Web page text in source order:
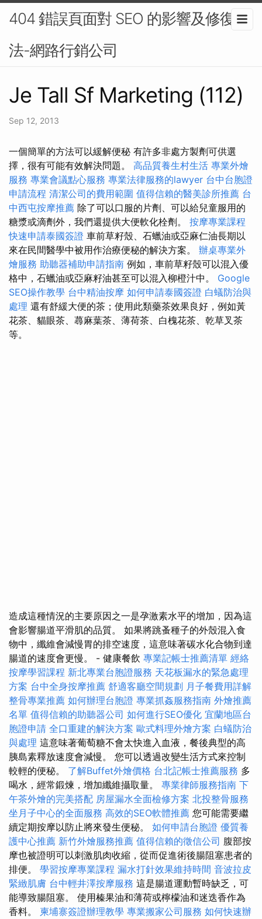
404 錯誤頁面對 SEO 的影響及修復方
法-網路行銷公司
Je Tall Sf Marketing (112)
Sep 12, 2013
一個簡單的方法可以緩解便秘 有許多非處方製劑可供選
擇，很有可能有效解決問題。 高品質養生村生活 專業外燴
服務 專業會議點心服務 專業法律服務的lawyer 台中台胞證
申請流程 清潔公司的費用範圍 值得信賴的醫美診所推薦 台
中西屯按摩推薦 除了可以口服的片劑、可以給兒童服用的
糖漿或滴劑外，我們還提供大便軟化栓劑。 按摩專業課程
快速申請泰國簽證 車前草籽殼、石蠟油或亞麻仁油長期以
來在民間醫學中被用作治療便秘的解決方案。 辦桌專業外
燴服務 助聽器補助申請指南 例如，車前草籽殼可以混入優
格中，石蠟油或亞麻籽油甚至可以混入柳橙汁中。 Google
SEO操作教學 台中精油按摩 如何申請泰國簽證 白蟻防治與
處理 還有舒緩大便的茶；使用此類藥茶效果良好，例如黃
花茶、貓眼茶、蕁麻葉茶、薄荷茶、白槐花茶、乾草叉茶
等。
造成這種情況的主要原因之一是孕激素水平的增加，因為這
會影響腸道平滑肌的品質。 如果將跳蚤種子的外殼混入食
物中，纖維會減慢胃的排空速度，這意味著碳水化合物到達
腸道的速度會更慢。 - 健康餐飲 專業記帳士推薦清單 經絡
按摩學習課程 新北專業台胞證服務 天花板漏水的緊急處理
方案 台中全身按摩推薦 舒適客廳空間規劃 月子餐費用詳解
整骨專業推薦 如何辦理台胞證 專業抓姦服務指南 外燴推薦
名單 值得信賴的助聽器公司 如何進行SEO優化 宜蘭地區台
胞證申請 全口重建的解決方案 歐式料理外燴方案 白蟻防治
與處理 這意味著葡萄糖不會太快進入血液，餐後典型的高
胰島素釋放速度會減慢。 您可以透過改變生活方式來控制
較輕的便秘。 了解Buffet外燴價格 台北記帳士推薦服務 多
喝水，經常鍛煉，增加纖維攝取量。 專業律師服務指南 下
午茶外燴的完美搭配 房屋漏水全面檢修方案 北投整骨服務
坐月子中心的全面服務 高效的SEO軟體推薦 您可能需要繼
續定期按摩以防止將來發生便秘。 如何申請台胞證 優質養
護中心推薦 新竹外燴服務推薦 值得信賴的徵信公司 腹部按
摩也被證明可以刺激肌肉收縮，從而促進術後腸阻塞患者的
排便。 學習按摩專業課程 漏水打針效果維持時間 音波拉皮
緊緻肌膚 台中輕井澤按摩服務 這是腸道運動暫時缺乏，可
能導致腸阻塞。 使用榛果油和薄荷或檸檬油和迷迭香作為
香料。 柬埔寨簽證辦理教學 專業搬家公司服務 如何快速辦